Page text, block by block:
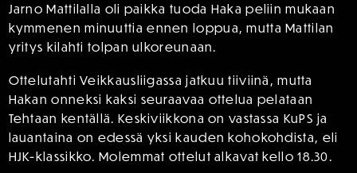
Jarno Mattilalla oli paikka tuoda Haka peliin mukaan
kymmenen minuuttia ennen loppua, mutta Mattilan
yritys kilahti tolpan ulkoreunaan.
Ottelutahti Veikkausliigassa jatkuu tiiviinä, mutta
Hakan onneksi kaksi seuraavaa ottelua pelataan
Tehtaan kentällä. Keskiviikkona on vastassa KuPS ja
lauantaina on edessä yksi kauden kohokohdista, eli
HJK-klassikko. Molemmat ottelut alkavat kello 18.30.